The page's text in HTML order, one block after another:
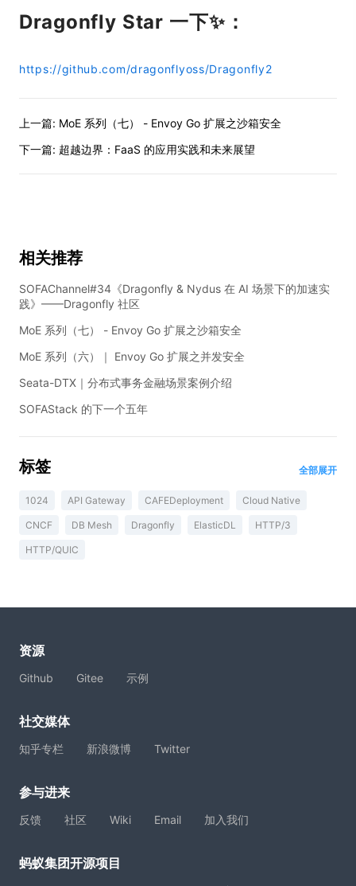
Dragonfly Star 一下✨：
https://github.com/dragonflyoss/Dragonfly2
上一篇: MoE 系列（七） - Envoy Go 扩展之沙箱安全
下一篇: 超越边界：FaaS 的应用实践和未来展望
相关推荐
SOFAChannel#34《Dragonfly & Nydus 在 AI 场景下的加速实
践》——Dragonfly 社区
MoE 系列（七） - Envoy Go 扩展之沙箱安全
MoE 系列（六）｜ Envoy Go 扩展之并发安全
Seata-DTX｜分布式事务金融场景案例介绍
SOFAStack 的下一个五年
标签 全部展开
1024 API Gateway CAFEDeployment Cloud Native
CNCF DB Mesh Dragonfly ElasticDL HTTP/3
HTTP/QUIC
资源
Github Gitee 示例
社交媒体
知乎专栏 新浪微博 Twitter
参与进来
反馈 社区 Wiki Email 加入我们
蚂蚁集团开源项目